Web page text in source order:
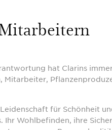
hat Clarins
Mitarbeiter,
für Schönheit
Ihr Wohlbefinden, ihre